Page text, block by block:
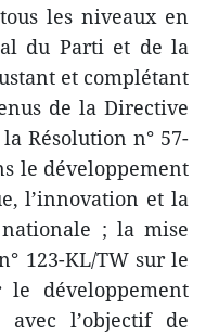
les niveaux en
du Parti et de la
et complétant
de la Directive
Résolution n° 57-
le développement
l’innovation et la
; la mise
123-KL/TW sur le
le développement
avec l’objectif de